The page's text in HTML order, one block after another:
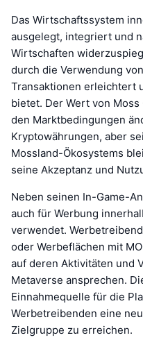
Das Wirtschaftssystem
ausgelegt, integriert und
Wirtschaften
durch die Verwendung
Transaktionen erleichtert
bietet. Der Wert von
den Marktbedingungen
Kryptowährungen, aber
Mossland-Ökosystems
seine Akzeptanz und
Neben seinen In-Game-
auch für Werbung
verwendet.
oder Werbeflächen mit
auf deren Aktivitäten und
Metaverse ansprechen.
Einnahmequelle für die
Werbetreibenden eine
Zielgruppe zu erreichen.